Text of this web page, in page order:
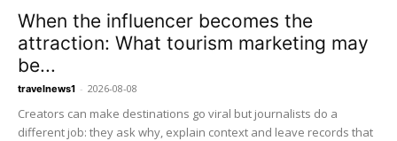
When the influencer becomes the
attraction: What tourism marketing may
be...
travelnews1 - 2026-08-08
Creators can make destinations go viral but journalists do a
different job: they ask why, explain context and leave records that